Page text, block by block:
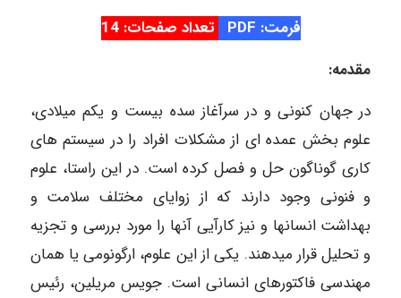
فرمت: PDF
تعداد صفحات: 14
مقدمه:
در جهان کنونی و در سرآغاز سده بیست و یکم میلادی،
علوم بخش عمده ای از مشکلات افراد را در سیستم های
کاری گوناگون حل و فصل کرده است. در این راستا، علوم
و فنونی وجود دارند که از زوایای مختلف سلامت و
بهداشت انسانها و نیز کارآیی آنها را مورد بررسی و تجزیه
و تحلیل قرار میدهند. یکی از این علوم، ارگونومی یا همان
مهندسی فاکتورهای انسانی است. جویس مریلین، رئیس